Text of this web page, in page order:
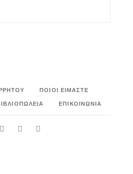
ΠΟΙΟΙ ΕΊΜΑΣΤΕ
ΕΠΙΚΟΙΝΩΝΊΑ